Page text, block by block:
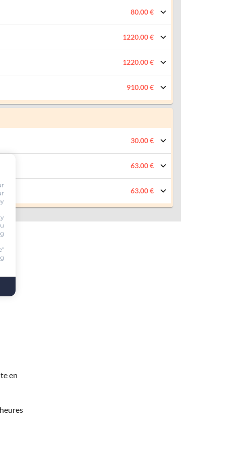
80.00 €
1220.00 €
1220.00 €
910.00 €
30.00 €
63.00 €
63.00 €
en